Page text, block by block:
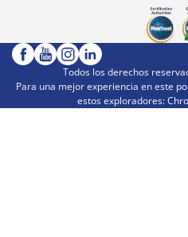
Todos los derechos
Para una mejor experiencia en este
estos exploradores: